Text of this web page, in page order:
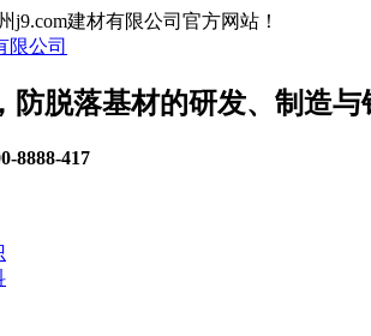
j9.com建材有限公司官方网站！
防脱落基材的研发、制造与
8888-417